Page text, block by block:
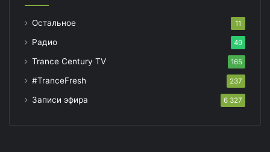
Остальное 11
Радио 49
Trance Century TV 165
#TranceFresh 237
Записи эфира 6 327